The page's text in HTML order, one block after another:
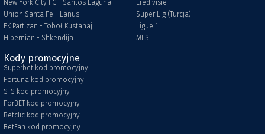
New York City FC - Santos Laguna
Union Santa Fe - Lanus
FK Partizan - Toboł Kustanaj
Hibernian - Shkendija
Eredivisie
Super Lig (Turcja)
Ligue 1
MLS
Kody promocyjne
Superbet kod promocyjny
Fortuna kod promocyjny
STS kod promocyjny
ForBET kod promocyjny
Betclic kod promocyjny
BetFan kod promocyjny